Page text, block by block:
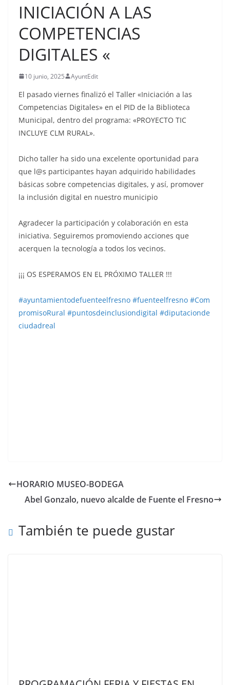
INICIACIÓN A LAS
COMPETENCIAS
DIGITALES «
10 junio, 2025 AyuntEdit
El pasado viernes finalizó el Taller «Iniciación a las
Competencias Digitales» en el PID de la Biblioteca
Municipal, dentro del programa: «PROYECTO TIC
INCLUYE CLM RURAL».
Dicho taller ha sido una excelente oportunidad para
que l@s participantes hayan adquirido habilidades
básicas sobre competencias digitales, y así, promover
la inclusión digital en nuestro municipio
Agradecer la participación y colaboración en esta
iniciativa. Seguiremos promoviendo acciones que
acerquen la tecnología a todos los vecinos.
¡¡¡ OS ESPERAMOS EN EL PRÓXIMO TALLER !!!
#ayuntamientodefuenteelfresno #fuenteelfresno #Com
promisoRural #puntosdeinclusiondigital #diputacionde
ciudadreal
HORARIO MUSEO-BODEGA
Abel Gonzalo, nuevo alcalde de Fuente el Fresno
También te puede gustar